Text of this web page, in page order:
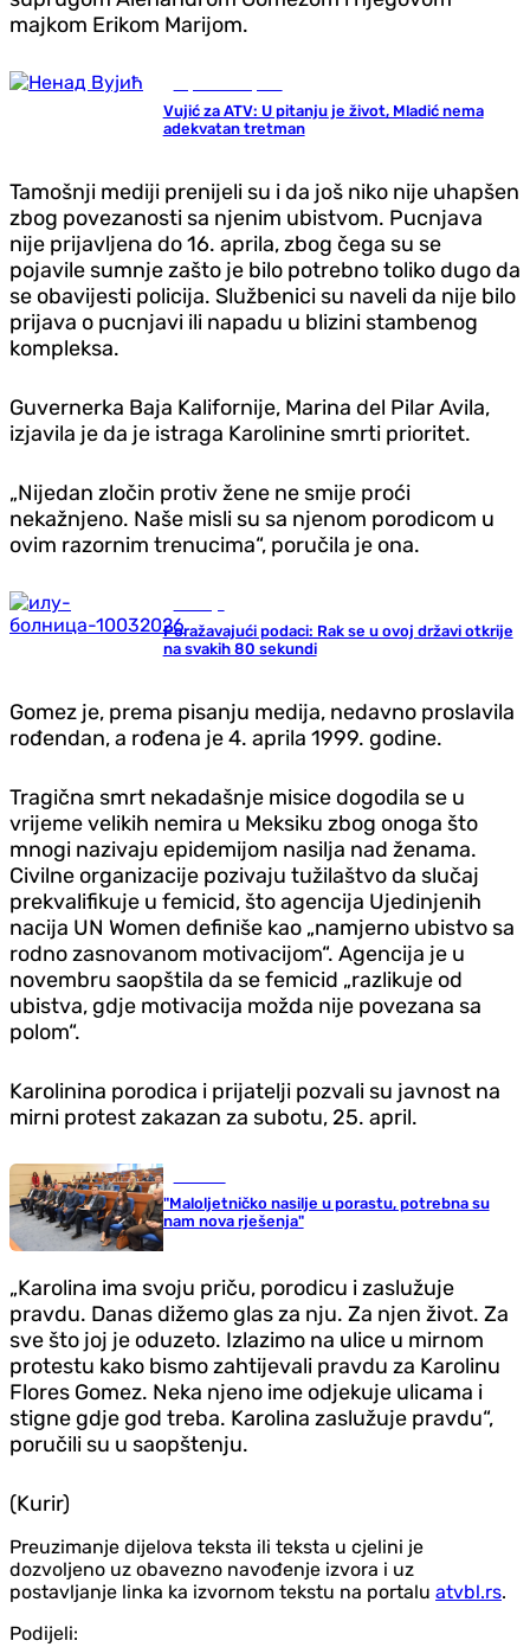
majkom Erikom Marijom.
Vujić za ATV: U pitanju je život, Mladić nema
adekvatan tretman
Tamošnji mediji prenijeli su i da još niko nije uhapšen
zbog povezanosti sa njenim ubistvom. Pucnjava
nije prijavljena do 16. aprila, zbog čega su se
pojavile sumnje zašto je bilo potrebno toliko dugo da
se obavijesti policija. Službenici su naveli da nije bilo
prijava o pucnjavi ili napadu u blizini stambenog
kompleksa.
Guvernerka Baja Kalifornije, Marina del Pilar Avila,
izjavila je da je istraga Karolinine smrti prioritet.
„Nijedan zločin protiv žene ne smije proći
nekažnjeno. Naše misli su sa njenom porodicom u
ovim razornim trenucima“, poručila je ona.
Poražavajući podaci: Rak se u ovoj državi otkrije
na svakih 80 sekundi
Gomez je, prema pisanju medija, nedavno proslavila
rođendan, a rođena je 4. aprila 1999. godine.
Tragična smrt nekadašnje misice dogodila se u
vrijeme velikih nemira u Meksiku zbog onoga što
mnogi nazivaju epidemijom nasilja nad ženama.
Civilne organizacije pozivaju tužilaštvo da slučaj
prekvalifikuje u femicid, što agencija Ujedinjenih
nacija UN Women definiše kao „namjerno ubistvo sa
rodno zasnovanom motivacijom“. Agencija je u
novembru saopštila da se femicid „razlikuje od
ubistva, gdje motivacija možda nije povezana sa
polom“.
Karolinina porodica i prijatelji pozvali su javnost na
mirni protest zakazan za subotu, 25. april.
"Maloljetničko nasilje u porastu, potrebna su
nam nova rješenja"
„Karolina ima svoju priču, porodicu i zaslužuje
pravdu. Danas dižemo glas za nju. Za njen život. Za
sve što joj je oduzeto. Izlazimo na ulice u mirnom
protestu kako bismo zahtijevali pravdu za Karolinu
Flores Gomez. Neka njeno ime odjekuje ulicama i
stigne gdje god treba. Karolina zaslužuje pravdu“,
poručili su u saopštenju.
(Kurir)
Preuzimanje dijelova teksta ili teksta u cjelini je
dozvoljeno uz obavezno navođenje izvora i uz
postavljanje linka ka izvornom tekstu na portalu atvbl.rs.
Podijeli: